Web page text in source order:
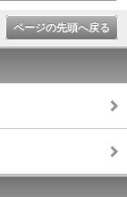
ページの先頭へ戻る